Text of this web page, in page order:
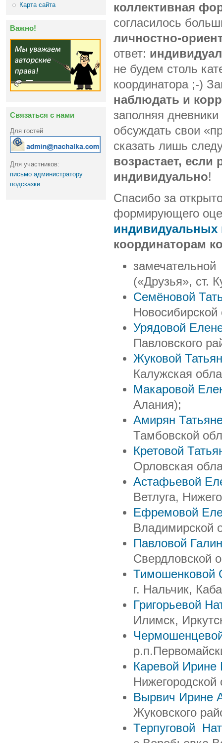
Карта сайта
Важно!
Связаться с нами
Для гостей
Для участников:
письмо администратору
подсказки
коллективная
согласилось
личностно-
ответ:
не будем столь
координатора ;-)
наблюдать и
заполняя
обсуждать свои
сказать лишь
возрастает, если
индивидуально!
Спасибо за
формирующего
индивидуальных
координаторам
(«Друзья», ст.
Семёновой
Новосибирской
Урядовой
Павловского
Жуковой
Калужская
Макаровой
Алания);
Амирян
Тамбовской
Кретовой
Орловская
Астафьевой
Ветлуга,
Ефремовой
Владимирской
Павловой
Свердловской
Тимошенковой
г. Нальчик,
Григорьевой
Илимск,
Каревой Ирине
Нижегородской
Вырвич Ирине
Жуковского
Терпуговой